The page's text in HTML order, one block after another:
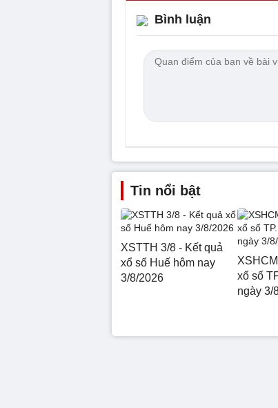
Bình luận
Tin nổi bật
XSTTH 3/8 - Kết quả
xổ số Huế hôm nay
3/8/2026
xổ số
ngày 3/